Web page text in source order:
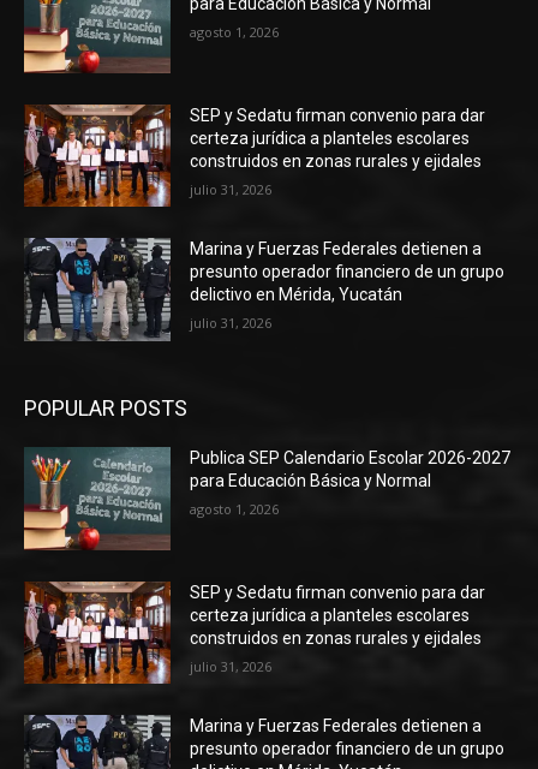
agosto 1, 2026
SEP y Sedatu firman convenio para dar
certeza jurídica a planteles escolares
construidos en zonas rurales y ejidales
julio 31, 2026
Marina y Fuerzas Federales detienen a
presunto operador financiero de un grupo
delictivo en Mérida, Yucatán
julio 31, 2026
POPULAR POSTS
Publica SEP Calendario Escolar 2026-2027
para Educación Básica y Normal
agosto 1, 2026
SEP y Sedatu firman convenio para dar
certeza jurídica a planteles escolares
construidos en zonas rurales y ejidales
julio 31, 2026
Marina y Fuerzas Federales detienen a
presunto operador financiero de un grupo